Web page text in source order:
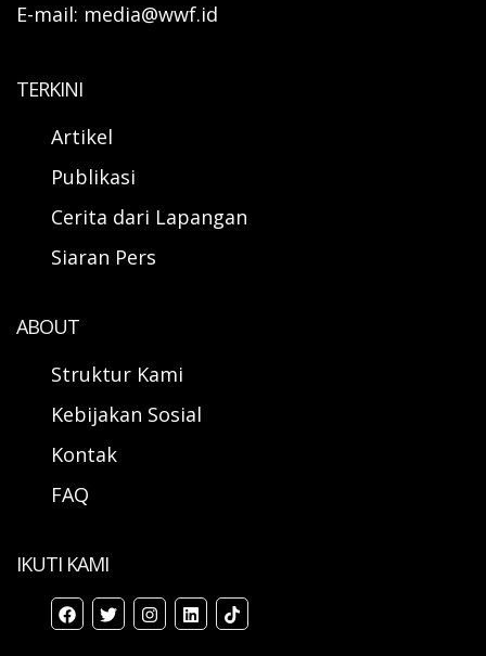
E-mail: media@wwf.id
TERKINI
Artikel
Publikasi
Cerita dari Lapangan
Siaran Pers
ABOUT
Struktur Kami
Kebijakan Sosial
Kontak
FAQ
IKUTI KAMI